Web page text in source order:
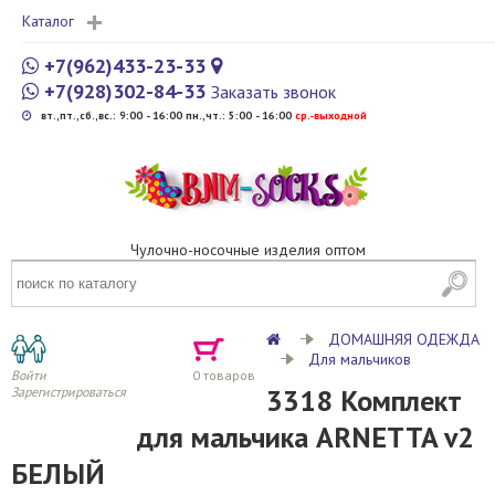
Каталог
+7(962)433-23-33
+7(928)302-84-33 Заказать звонок
вт.,пт.,сб.,вс.: 9:00 - 16:00 пн.,чт.: 5:00 - 16:00 cр.-выходной
Чулочно-носочные изделия оптом
Войти
Зарегистрироваться
0 товаров
ДОМАШНЯЯ ОДЕЖДА
Для мальчиков
3318 Комплект
для мальчика ARNETTA v2
БЕЛЫЙ